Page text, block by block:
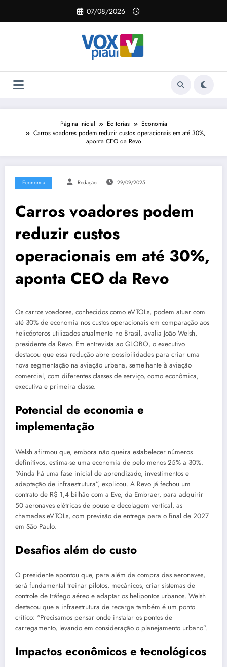
o
07/08/2026
Página inicial Editorias
Economia
Carros voadores podem reduzir custos operacionais em até 30%,
aponta CEO da Revo
Economia Redação 29/09/2025
Carros voadores podem
reduzir custos
operacionais em até 30%,
aponta CEO da Revo
Os carros voadores, conhecidos como eVTOLs, podem atuar com
até 30% de economia nos custos operacionais em comparação aos
helicópteros utilizados atualmente no Brasil, avalia João Welsh,
presidente da Revo. Em entrevista ao GLOBO, o executivo
destacou que essa redução abre possibilidades para criar uma
nova segmentação na aviação urbana, semelhante à aviação
comercial, com diferentes classes de serviço, como econômica,
executiva e primeira classe.
Potencial de economia e
implementação
Welsh afirmou que, embora não queira estabelecer números
definitivos, estima-se uma economia de pelo menos 25% a 30%.
“Ainda há uma fase inicial de aprendizado, investimentos e
adaptação de infraestrutura”, explicou. A Revo já fechou um
contrato de R$ 1,4 bilhão com a Eve, da Embraer, para adquirir
50 aeronaves elétricas de pouso e decolagem vertical, as
chamadas eVTOLs, com previsão de entrega para o final de 2027
em São Paulo.
Desafios além do custo
O presidente apontou que, para além da compra das aeronaves,
será fundamental treinar pilotos, mecânicos, criar sistemas de
controle de tráfego aéreo e adaptar os helipontos urbanos. Welsh
destacou que a infraestrutura de recarga também é um ponto
crítico: “Precisamos pensar onde instalar os pontos de
carregamento, levando em consideração o planejamento urbano”.
Impactos econômicos e tecnológicos